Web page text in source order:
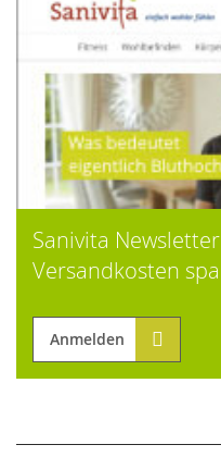
Sanivita
Versandkosten
Anmelden